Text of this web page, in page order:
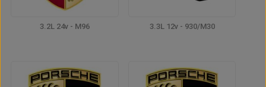
3.2L 24v - M96 3.3L 12v - 930/M30